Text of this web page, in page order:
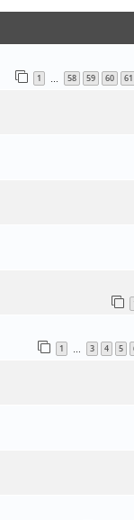
1 … 58 59 60 61
1 … 3 4 5